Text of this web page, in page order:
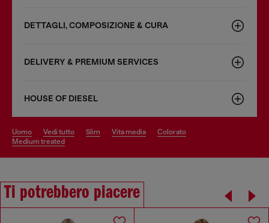
DETTAGLI, COMPOSIZIONE & CURA
DELIVERY & PREMIUM SERVICES
HOUSE OF DIESEL
uomo vedi tutto slim vita media
colorato
medium treated
Ti potrebbero piacere